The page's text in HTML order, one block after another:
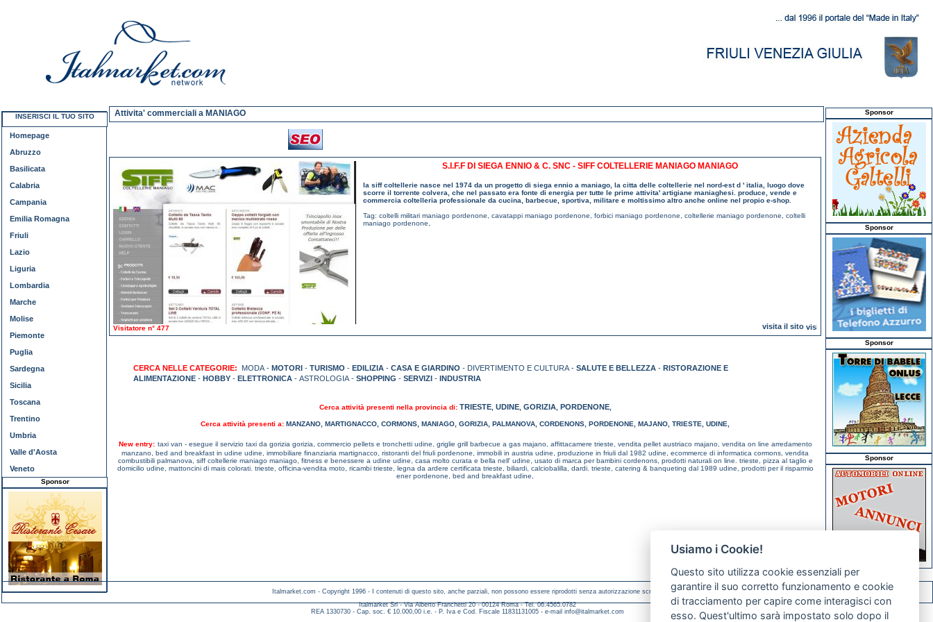
Attivita' commerciali a MANIAGO
Visitatore n° 477
S.I.F.F DI SIEGA ENNIO & C. SNC - SIFF COLTELLERIE MANIAGO MANIAGO
la siff coltellerie nasce nel 1974 da un progetto di siega ennio a maniago, la citta delle coltellerie nel nord-est d ' italia, luogo dove
scorre il torrente colvera, che nel passato era fonte di energia per tutte le prime attivita' artigiane maniaghesi. produce, vende e
commercia coltelleria professionale da cucina, barbecue, sportiva, militare e moltissimo altro anche online nel propio e-shop.
Tag: coltelli militari maniago pordenone cavatappi maniago pordenone forbici maniago pordenone coltellerie maniago pordenone
coltelli
maniago pordenone
visita il sito
CERCA NELLE CATEGORIE: MODA - MOTORI - TURISMO - EDILIZIA - CASA E GIARDINO - DIVERTIMENTO E CULTURA - SALUTE E BELLEZZA - RISTORAZIONE E
ALIMENTAZIONE - HOBBY - ELETTRONICA - ASTROLOGIA - SHOPPING - SERVIZI - INDUSTRIA
Cerca attività presenti nella provincia di: TRIESTE, UDINE, GORIZIA, PORDENONE,
Cerca attività presenti a: MANZANO MARTIGNACCO CORMONS MANIAGO GORIZIA PALMANOVA CORDENONS PORDENONE MAJANO TRIESTE UDINE
New entry: taxi van - esegue il servizio taxi da gorizia gorizia, commercio pellets e tronchetti udine, griglie grill barbecue a gas majano, affittacamere trieste, vendita pellet austriaco majano, vendita on line arredamento
manzano, bed and breakfast in udine udine, immobiliare finanziaria martignacco, ristoranti del friuli pordenone, immobili in austria udine, produzione in friuli dal 1982 udine, ecommerce di informatica cormons, vendita
combustibili palmanova, siff coltellerie maniago maniago, fitness e benessere a udine udine, casa molto curata e bella nell' udine, usato di marca per bambini cordenons, prodotti naturali on line. trieste, pizza al taglio e
domicilio udine, mattoncini di mais colorati. trieste, officina-vendita moto, ricambi trieste, legna da ardere certificata trieste, biliardi, calciobalilla, dardi. trieste, catering & banqueting dal 1989 udine, prodotti per il risparmio
ener pordenone, bed and breakfast udine,
INSERISCI IL TUO SITO
Homepage
Abruzzo
Basilicata
Calabria
Campania
Emilia Romagna
Friuli
Lazio
Liguria
Lombardia
Marche
Molise
Piemonte
Puglia
Sardegna
Sicilia
Toscana
Trentino
Umbria
Valle d'Aosta
Veneto
Sponsor
Sponsor
Sponsor
Sponsor
Sponsor
Italmarket.com - Copyright 1996 - I contenuti di questo sito, anche parziali, non possono essere riprodotti senza autorizzazione scritta.
Italmarket Srl - Via Alberto Franchetti 20 - 00124 Roma - Tel. 06.4565.0782
REA 1330730 - Cap. soc. € 10.000,00 i.e. - P. Iva e Cod. Fiscale 11831131005 - e-mail info@italmarket.com
Usiamo i Cookie!
Questo sito utilizza cookie essenziali per
garantire il suo corretto funzionamento e cookie
di tracciamento per capire come interagisci con
esso. Quest'ultimo sarà impostato solo dopo il